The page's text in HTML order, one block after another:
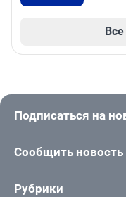
Подписаться на
Сообщить новость
Рубрики